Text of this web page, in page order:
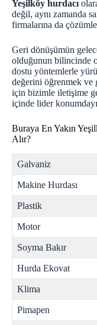
Yeşilköy hurdacı
değil, aynı zamanda
firmalarına da
Geri dönüşümün
olduğunun bilincinde
dostu yöntemlerle
değerini öğrenmek ve
için bizimle iletişime
içinde lider
Buraya En Yakın
Alır?
Galvaniz
Makine Hurdası
Plastik
Motor
Soyma Bakır
Hurda Ekovat
Klima
Pimapen